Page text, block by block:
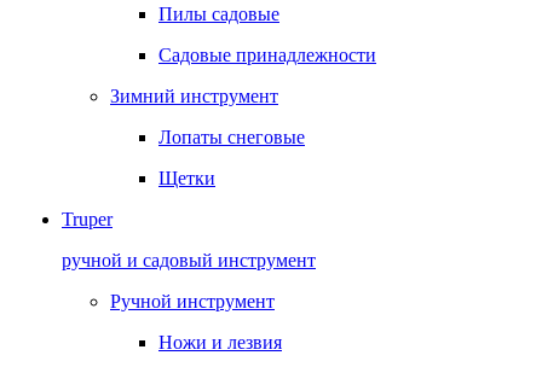
Пилы садовые
Садовые принадлежности
Зимний инструмент
Лопаты снеговые
Щетки
Truper
ручной и садовый инструмент
Ручной инструмент
Ножи и лезвия